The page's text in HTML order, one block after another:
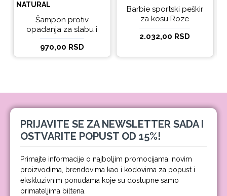
NATURAL
Šampon protiv
opadanja za slabu i
tanku kosu beBio
natural 300ml
970,00 RSD
Barbie sportski peškir
za kosu Roze
2.032,00 RSD
PRIJAVITE SE ZA NEWSLETTER SADA I
OSTVARITE POPUST OD 15%!
Primajte informacije o najboljim promocijama, novim
proizvodima, brendovima kao i kodovima za popust i
ekskluzivnim ponudama koje su dostupne samo
primateljima biltena.